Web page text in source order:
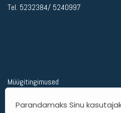
Tel. 5232384/ 5240997
Müügitingimused
Kohaletoimetamine
Parandamaks Sinu